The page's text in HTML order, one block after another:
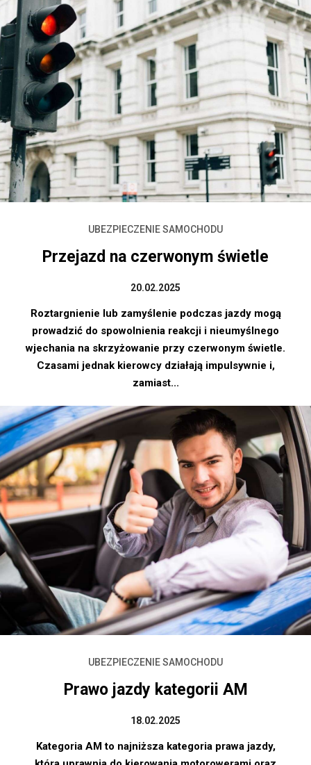
UBEZPIECZENIE SAMOCHODU
Przejazd na czerwonym świetle
20.02.2025
Roztargnienie lub zamyślenie podczas jazdy mogą
prowadzić do spowolnienia reakcji i nieumyślnego
wjechania na skrzyżowanie przy czerwonym świetle.
Czasami jednak kierowcy działają impulsywnie i,
zamiast...
UBEZPIECZENIE SAMOCHODU
Prawo jazdy kategorii AM
18.02.2025
Kategoria AM to najniższa kategoria prawa jazdy,